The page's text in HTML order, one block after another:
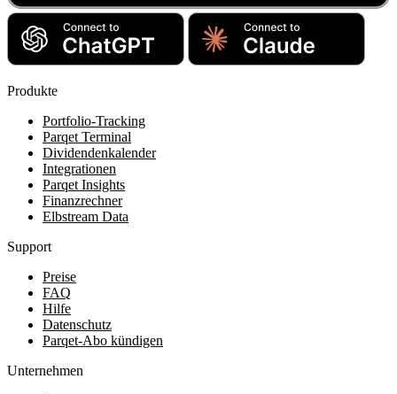
Produkte
Portfolio-Tracking
Parqet Terminal
Dividendenkalender
Integrationen
Parqet Insights
Finanzrechner
Elbstream Data
Support
Preise
FAQ
Hilfe
Datenschutz
Parqet-Abo kündigen
Unternehmen